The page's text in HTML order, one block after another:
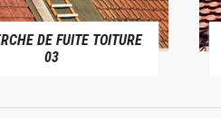
DE FUITE TOITURE
03